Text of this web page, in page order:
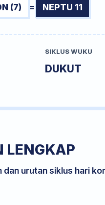
(7) = NEPTU 11
SIKLUS WUKU
DUKUT
LENGKAP
urutan siklus hari